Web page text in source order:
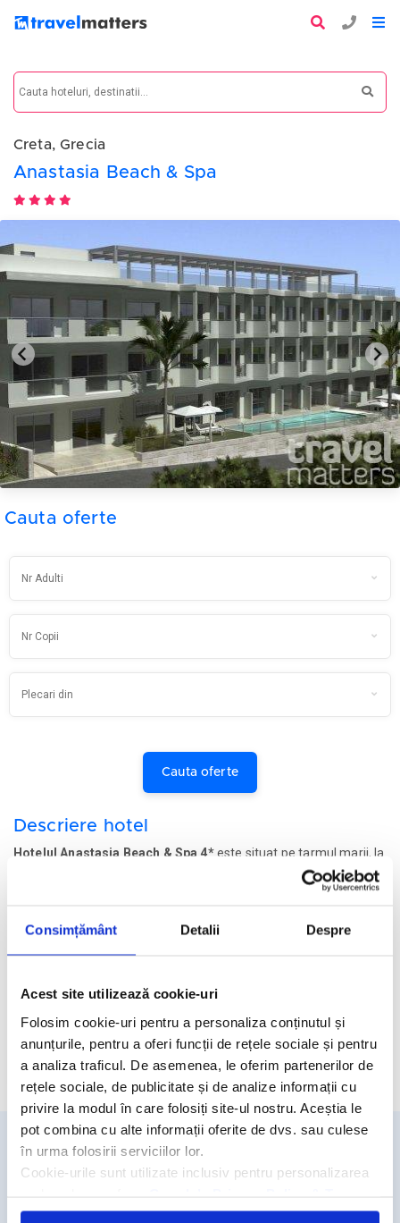
Consimțământ Detalii Despre
Acest site utilizează cookie-uri
Folosim cookie-uri pentru a personaliza conținutul și
anunțurile, pentru a oferi funcții de rețele sociale și pentru
a analiza traficul. De asemenea, le oferim partenerilor de
rețele sociale, de publicitate și de analize informații cu
privire la modul în care folosiți site-ul nostru. Aceștia le
pot combina cu alte informații oferite de dvs. sau culese
în urma folosirii serviciilor lor.
Cookie-urile sunt utilizate inclusiv pentru personalizarea
Creta, Grecia
Anastasia Beach & Spa
Cauta oferte
Cauta oferte
Descriere hotel
Hotelul Anastasia Beach & Spa 4*este situat pe tarmul marii, la
100 de metri de orasul Hersonissos si la 25 de km de aeroportul
Facilitati hotel
Cere oferta personalizata
Detalii si rezervari